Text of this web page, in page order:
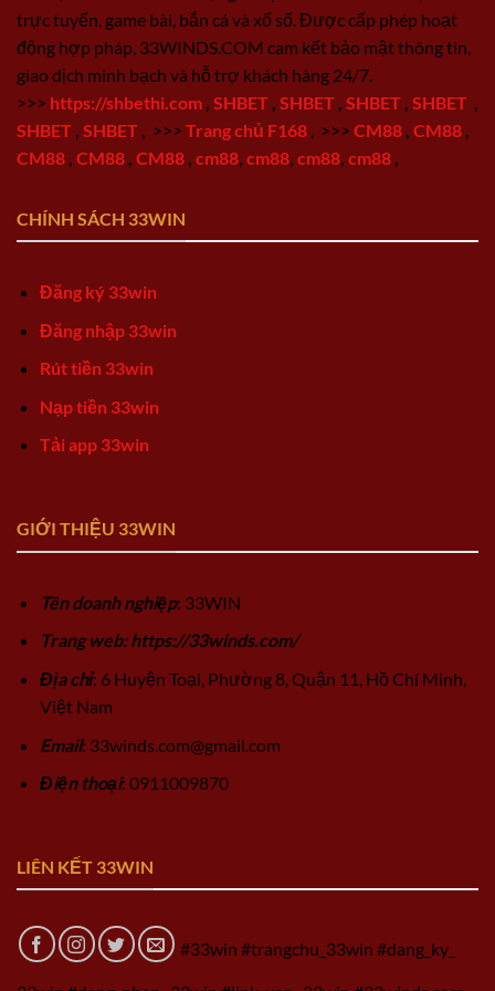
trực tuyến, game bài, bắn cá và xổ số. Được cấp phép hoạt
động hợp pháp, 33WINDS.COM cam kết bảo mật thông tin,
giao dịch minh bạch và hỗ trợ khách hàng 24/7.
>>> https://shbethi.com SHBET SHBET SHBET SHBET
SHBET SHBET >>> Trang chủ F168 >>> CM88 CM88
CM88 CM88 CM88 cm88 cm88 cm88 cm88
CHÍNH SÁCH 33WIN
Đăng ký 33win
Đăng nhập 33win
Rút tiền 33win
Nạp tiền 33win
Tải app 33win
GIỚI THIỆU 33WIN
Tên doanh nghiệp: 33WIN
Trang web: https://33winds.com/
Địa chỉ: 6 Huyện Toại, Phường 8, Quận 11, Hồ Chí Minh,
Việt Nam
Email: 33winds.com@gmail.com
Điện thoại: 0911009870
LIÊN KẾT 33WIN
#33win #trangchu_33win #dang_ky_